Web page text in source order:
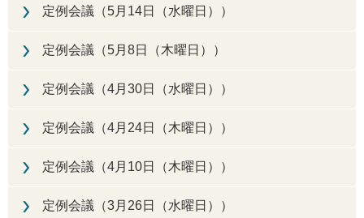
定例会議（5月14日（水曜日））
定例会議（5月8日（木曜日））
定例会議（4月30日（水曜日））
定例会議（4月24日（木曜日））
定例会議（4月10日（木曜日））
定例会議（3月26日（水曜日））